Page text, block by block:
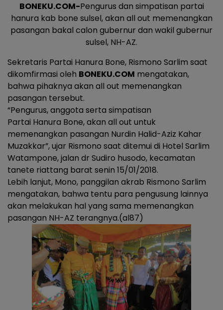
BONEKU.COM-Pengurus dan simpatisan partai
hanura kab bone sulsel, akan all out memenangkan
pasangan bakal calon gubernur dan wakil gubernur
sulsel, NH-AZ.
Sekretaris Partai Hanura Bone, Rismono Sarlim saat
dikomfirmasi oleh BONEKU.COM mengatakan,
bahwa pihaknya akan all out memenangkan
pasangan tersebut.
“Pengurus, anggota serta simpatisan
Partai Hanura Bone, akan all out untuk
memenangkan pasangan Nurdin Halid-Aziz Kahar
Muzakkar”, ujar Rismono saat ditemui di Hotel Sarlim
Watampone, jalan dr Sudiro husodo, kecamatan
tanete riattang barat senin 15/01/2018.
Lebih lanjut, Mono, panggilan akrab Rismono Sarlim
mengatakan, bahwa tentu para pengusung lainnya
akan melakukan hal yang sama memenangkan
pasangan NH-AZ terangnya.(al87)